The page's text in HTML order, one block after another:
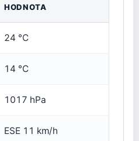
HODNOTA
24 °C
14 °C
1017 hPa
ESE 11 km/h